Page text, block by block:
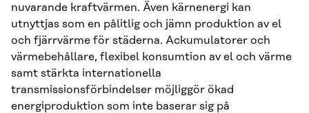
nuvarande kraftvärmen. Även kärnenergi kan
utnyttjas som en pålitlig och jämn produktion av el
och fjärrvärme för städerna. Ackumulatorer och
värmebehållare, flexibel konsumtion av el och värme
samt stärkta internationella
transmissionsförbindelser möjliggör ökad
energiproduktion som inte baserar sig på